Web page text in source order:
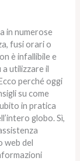
in numerose
fusi orari o
è infallibile e
utilizzare il
perché oggi
su come
in pratica
globo. Sì,
web del